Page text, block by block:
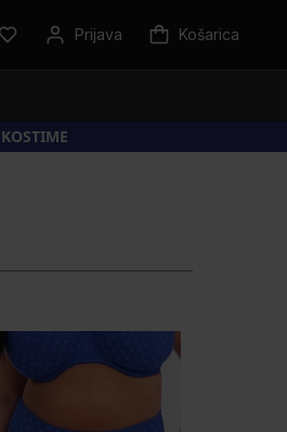
Prijava Košarica